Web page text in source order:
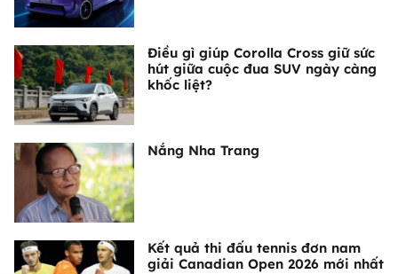
Điều gì giúp Corolla Cross giữ sức
hút giữa cuộc đua SUV ngày càng
khốc liệt?
Nắng Nha Trang
Kết quả thi đấu tennis đơn nam
giải Canadian Open 2026 mới nhất